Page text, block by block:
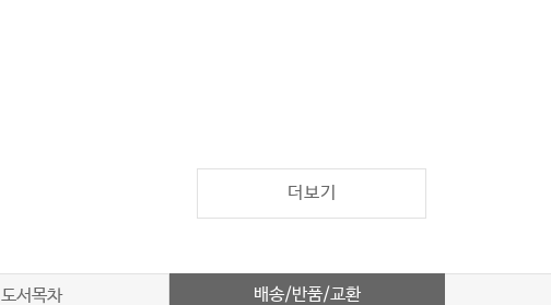
더보기
도서목차 배송/반품/교환